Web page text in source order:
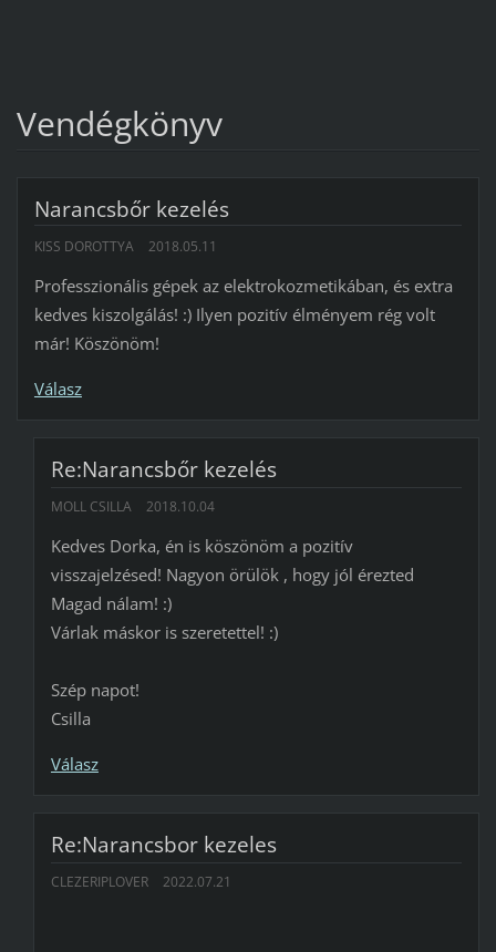
Vendégkönyv
Narancsbőr kezelés
KISS DOROTTYA 2018.05.11
Professzionális gépek az elektrokozmetikában, és extra
kedves kiszolgálás! :) Ilyen pozitív élményem rég volt
már! Köszönöm!
Válasz
Re:Narancsbőr kezelés
MOLL CSILLA 2018.10.04
Kedves Dorka, én is köszönöm a pozitív
visszajelzésed! Nagyon örülök , hogy jól érezted
Magad nálam! :)
Várlak máskor is szeretettel! :)
Szép napot!
Csilla
Válasz
Re:Narancsbor kezeles
CLEZERIPLOVER 2022.07.21